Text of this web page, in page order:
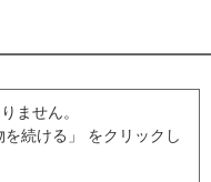
ません。
続ける」 をクリックし